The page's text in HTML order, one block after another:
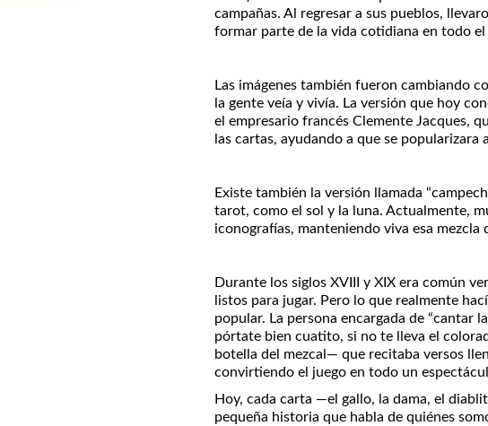
campañas. Al regresar a sus pueblos,
formar parte de la vida cotidiana en todo el
Las imágenes también fueron cambiando
la gente veía y vivía. La versión que hoy
el empresario francés Clemente Jacques,
las cartas, ayudando a que se popularizara
Existe también la versión llamada
tarot, como el sol y la luna. Actualmente,
iconografías, manteniendo viva esa mezcla
Durante los siglos XVIII y XIX era común
listos para jugar. Pero lo que realmente
popular. La persona encargada de “cantar
pórtate bien cuatito, si no te lleva el
botella del mezcal— que recitaba versos
convirtiendo el juego en todo un
Hoy, cada carta —el gallo, la dama, el
pequeña historia que habla de quiénes